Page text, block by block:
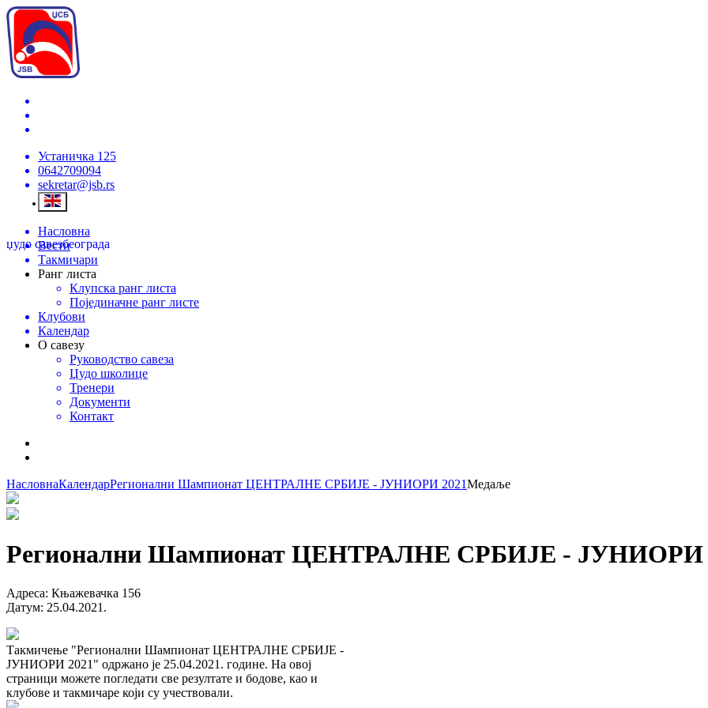
Устаничка 125
0642709094
sekretar@jsb.rs
џудо савезбеограда
Насловна
Вести
Такмичари
Ранг листа
Клупска ранг листа
Појединачне ранг листе
Клубови
Календар
О савезу
Руководство савеза
Џудо школице
Тренери
Документи
Контакт
НасловнаКалендарРегионални Шампионат ЦЕНТРАЛНЕ СРБИЈЕ - ЈУНИОРИ 2021Медаље
Регионални Шампионат ЦЕНТРАЛНЕ СРБИЈЕ - ЈУНИОРИ
Адреса: Књажевачка 156
Датум: 25.04.2021.
Такмичење "Регионални Шампионат ЦЕНТРАЛНЕ СРБИЈЕ -
ЈУНИОРИ 2021" одржано је 25.04.2021. године. На овој
страници можете погледати све резултате и бодове, као и
клубове и такмичаре који су учествовали.